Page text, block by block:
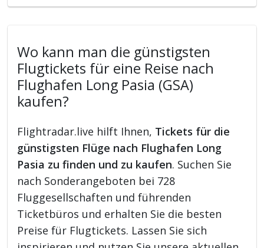
Wo kann man die günstigsten
Flugtickets für eine Reise nach
Flughafen Long Pasia (GSA)
kaufen?
Flightradar.live hilft Ihnen, Tickets für die
günstigsten Flüge nach Flughafen Long
Pasia zu finden und zu kaufen. Suchen Sie
nach Sonderangeboten bei 728
Fluggesellschaften und führenden
Ticketbüros und erhalten Sie die besten
Preise für Flugtickets. Lassen Sie sich